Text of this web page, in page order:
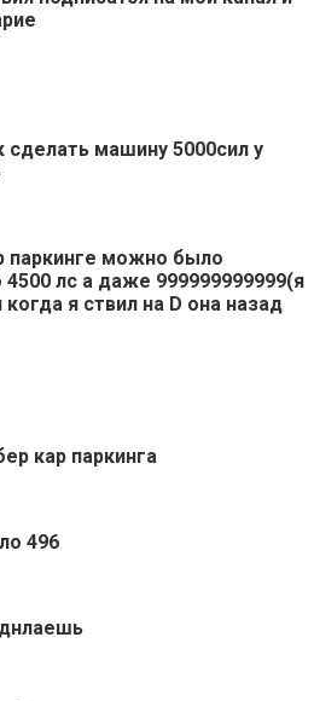
сделать машину 5000сил у
паркинге можно было
4500 лс а даже 999999999999(я
я ствил на D она назад
кар паркинга
496